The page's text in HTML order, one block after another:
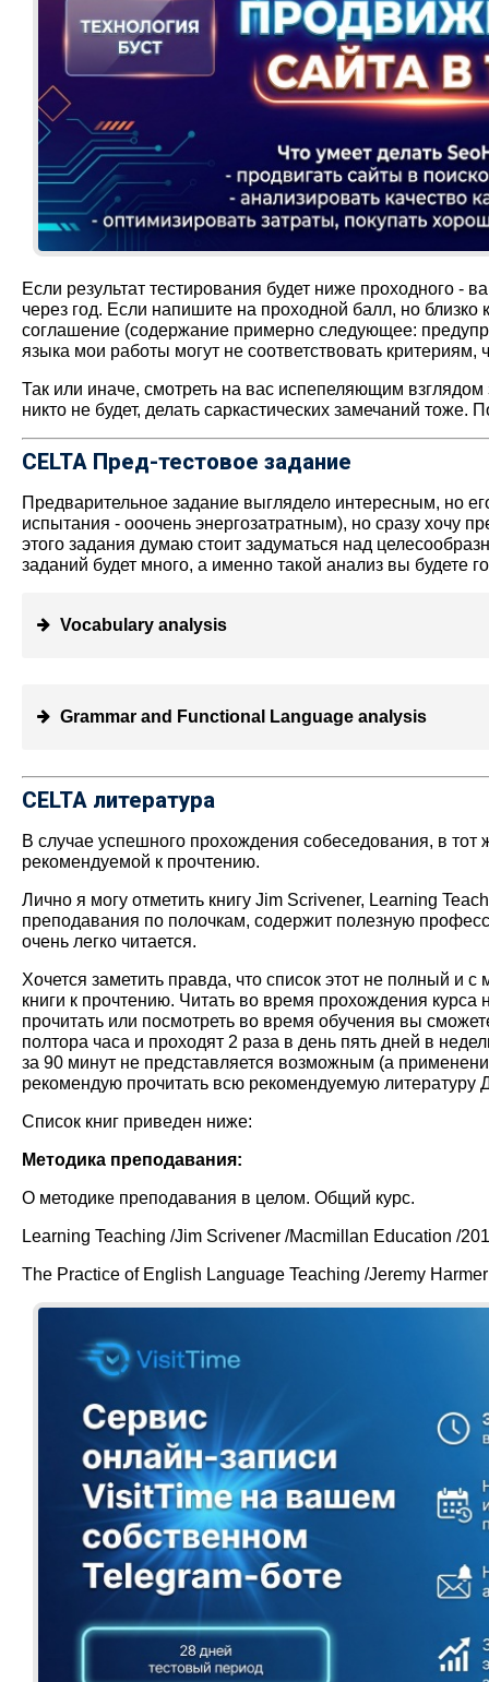
Если результат тестирования будет ниже проходного -
через год. Если напишите на проходной балл, но
соглашение (содержание примерно следующее:
языка мои работы могут не соответствовать
Так или иначе, смотреть на вас испепеляющим взглядом
никто не будет, делать саркастических замечаний
CELTA Пред-тестовое задание
Предварительное задание выглядело интересным, но
испытания - ооочень энергозатратным), но сразу хочу
этого задания думаю стоит задуматься над
заданий будет много, а именно такой анализ вы будете
Vocabulary analysis
Grammar and Functional Language analysis
CELTA литература
В случае успешного прохождения собеседования, в
рекомендуемой к прочтению.
Лично я могу отметить книгу Jim Scrivener, Learning
преподавания по полочкам, содержит полезную
очень легко читается.
Хочется заметить правда, что список этот не полный и
книги к прочтению. Читать во время прохождения
прочитать или посмотреть во время обучения вы
полтора часа и проходят 2 раза в день пять дней в
за 90 минут не представляется возможным (а
рекомендую прочитать всю рекомендуемую
Список книг приведен ниже:
Методика преподавания:
О методике преподавания в целом. Общий курс.
Learning Teaching /Jim Scrivener /Macmillan Education /
The Practice of English Language Teaching /Jeremy